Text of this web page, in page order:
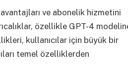
avantajları ve abonelik hizmetini
özellikle GPT-4
kullanıcılar için büyük bir
temel özelliklerden